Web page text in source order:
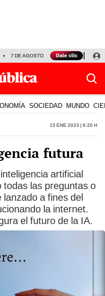
7 DE AGOSTO TINKA RESULTADOS
SOCIEDAD MUNDO
15 Ene 2023 | 8:20 h
futura
artificial
las preguntas o
a fines del
la internet.
el futuro de la IA.